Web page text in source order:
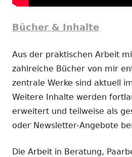
Bücher & Inhalte
Aus der praktischen Arbeit
zahlreiche Bücher von mir
zentrale Werke sind aktuell
Weitere Inhalte werden
erweitert und teilweise als
oder Newsletter-Angebote
Die Arbeit in Beratung,